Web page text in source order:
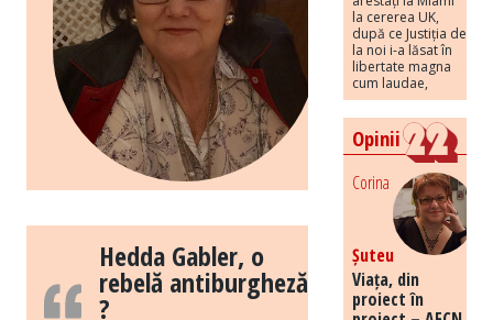
Hedda Gabler, o
rebelă antiburgheză
?
la cererea UK,
după ce Justiția de
la noi i-a lăsat în
libertate magna
cum laudae,
Opinii
Corina
Șuteu
Viața, din
proiect în